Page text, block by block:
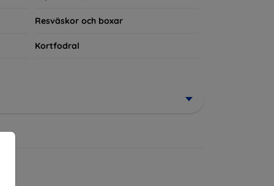
Resväskor och boxar
Kortfodral